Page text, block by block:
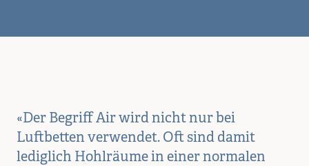
«Der Begriff Air wird nicht nur bei
Luftbetten verwendet. Oft sind damit
lediglich Hohlräume in einer normalen